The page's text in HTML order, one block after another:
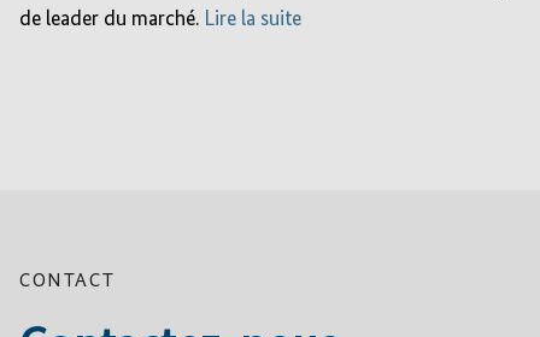
de leader du marché. Lire la suite
CONTACT